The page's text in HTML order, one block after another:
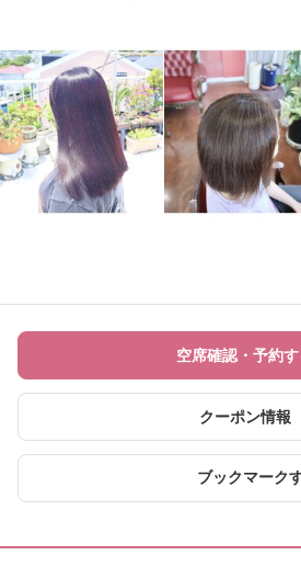
空席確認・予約す
クーポン情報
ブックマーク